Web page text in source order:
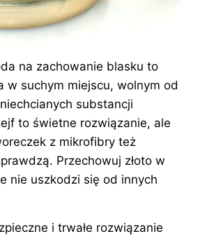
na zachowanie blasku to
w suchym miejscu, wolnym od
substancji
to świetne rozwiązanie, ale
z mikrofibry też
Przechowuj złoto w
nie uszkodzi się od innych
i trwałe rozwiązanie